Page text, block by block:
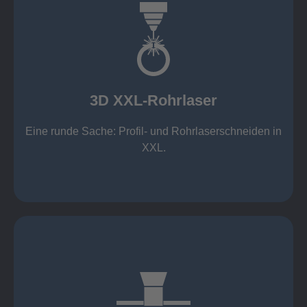
3D XXL-Rohrlaser
Eine runde Sache: Profil- und Rohrlaserschneiden in
XXL.
3D XXL-Rohrlaser
Rechteckprofile bis 300 x 300 mm
Wandstärken:
Nichtrostende Stähle 15 mm (oxidfrei)
Aluminium 10 mm (oxidfrei)